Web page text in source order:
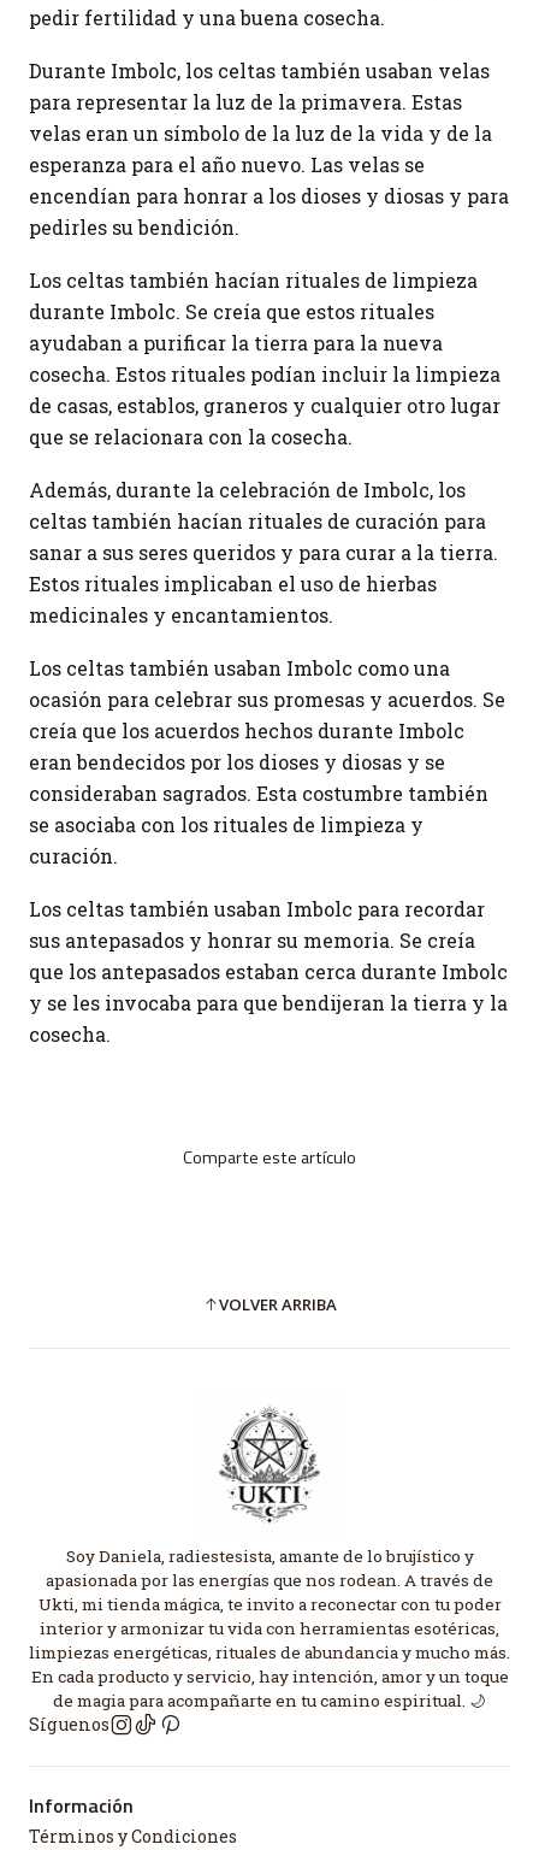
pedir fertilidad y una buena cosecha.
Durante Imbolc, los celtas también usaban velas
para representar la luz de la primavera. Estas
velas eran un símbolo de la luz de la vida y de la
esperanza para el año nuevo. Las velas se
encendían para honrar a los dioses y diosas y para
pedirles su bendición.
Los celtas también hacían rituales de limpieza
durante Imbolc. Se creía que estos rituales
ayudaban a purificar la tierra para la nueva
cosecha. Estos rituales podían incluir la limpieza
de casas, establos, graneros y cualquier otro lugar
que se relacionara con la cosecha.
Además, durante la celebración de Imbolc, los
celtas también hacían rituales de curación para
sanar a sus seres queridos y para curar a la tierra.
Estos rituales implicaban el uso de hierbas
medicinales y encantamientos.
Los celtas también usaban Imbolc como una
ocasión para celebrar sus promesas y acuerdos. Se
creía que los acuerdos hechos durante Imbolc
eran bendecidos por los dioses y diosas y se
consideraban sagrados. Esta costumbre también
se asociaba con los rituales de limpieza y
curación.
Los celtas también usaban Imbolc para recordar
sus antepasados y honrar su memoria. Se creía
que los antepasados estaban cerca durante Imbolc
y se les invocaba para que bendijeran la tierra y la
cosecha.
Comparte este artículo
VOLVER ARRIBA
Soy Daniela, radiestesista, amante de lo brujístico y
apasionada por las energías que nos rodean. A través de
Ukti, mi tienda mágica, te invito a reconectar con tu poder
interior y armonizar tu vida con herramientas esotéricas,
limpiezas energéticas, rituales de abundancia y mucho más.
En cada producto y servicio, hay intención, amor y un toque
de magia para acompañarte en tu camino espiritual. 🌙
Síguenos
Información
Términos y Condiciones